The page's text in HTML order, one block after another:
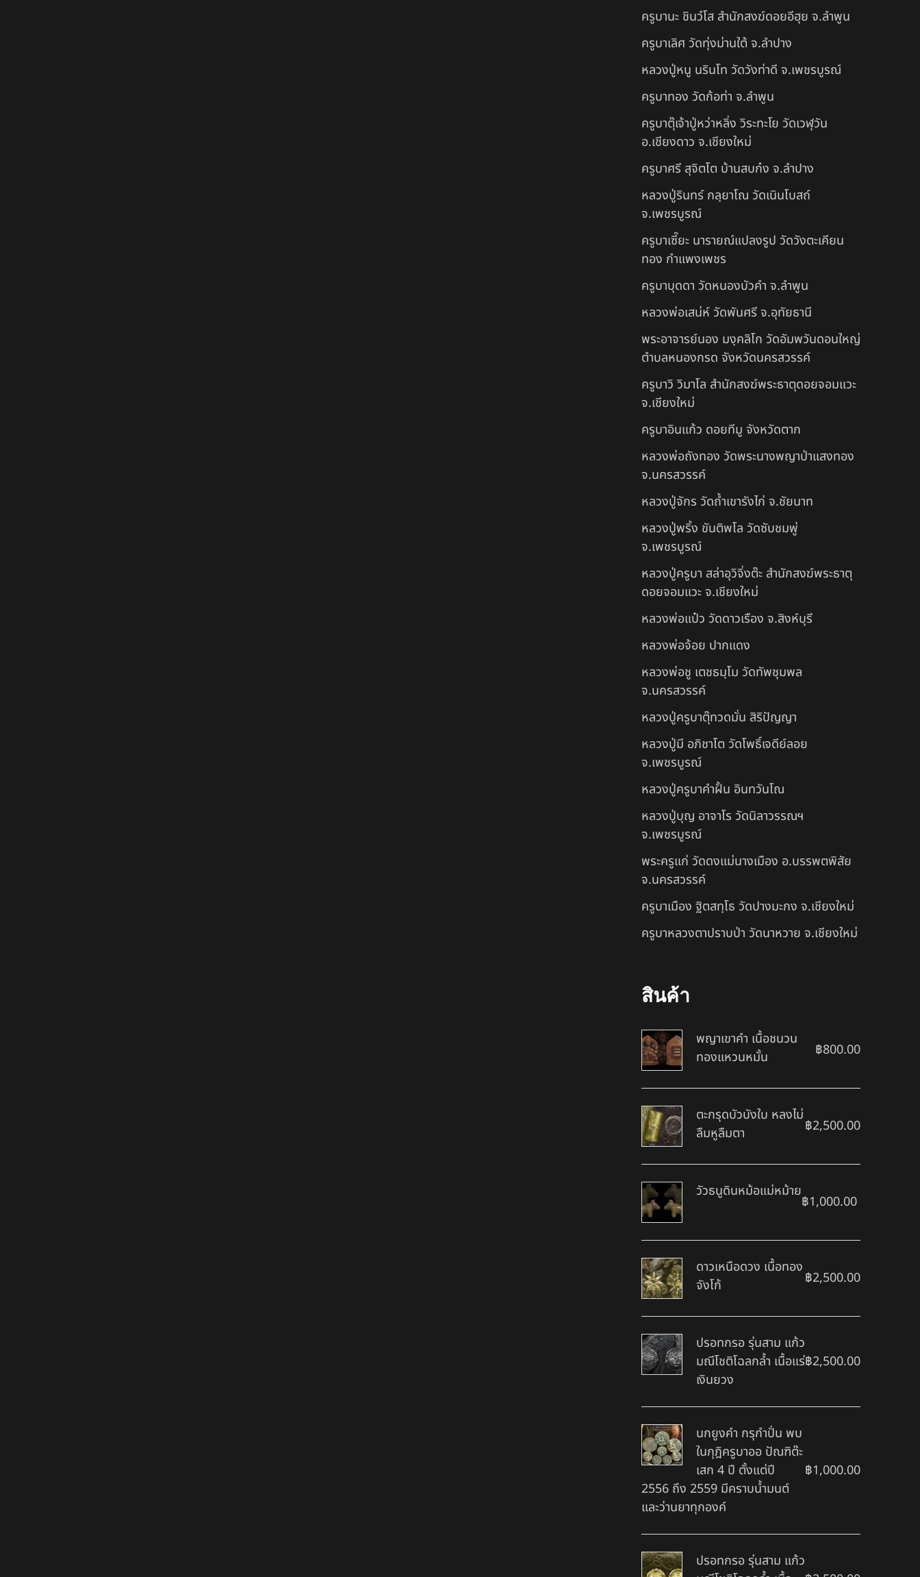
ครูบานะ ชินวํโส สำนักสงฆ์ดอยอีฮุย จ.ลำพูน
ครูบาเลิศ วัดทุ่งม่านใต้ จ.ลำปาง
หลวงปู่หนู นรินโท วัดวังท่าดี จ.เพชรบูรณ์
ครูบาทอง วัดก้อท่า จ.ลำพูน
ครูบาตุ๊เจ้าปู่หว่าหลิ่ง วิระทะโย วัดเวฬุวัน
อ.เชียงดาว จ.เชียงใหม่
ครูบาศรี สุจิตโต บ้านสบก๋ง จ.ลำปาง
หลวงปู่รินทร์ กลฺยาโณ วัดเนินโบสถ์
จ.เพชรบูรณ์
ครูบาเซี๊ยะ นารายณ์แปลงรูป วัดวังตะเคียน
ทอง กำแพงเพชร
ครูบาบุดดา วัดหนองบัวคํา จ.ลําพูน
หลวงพ่อเสน่ห์ วัดพันศรี จ.อุทัยธานี
พระอาจารย์นอง มงฺคลิโก วัดอัมพวันดอนใหญ่
ตำบลหนองกรด จังหวัดนครสวรรค์
ครูบาวิ วิมาโล สำนักสงฆ์พระธาตุดอยจอมแวะ
จ.เชียงใหม่
ครูบาอินแก้ว ดอยทีมู จังหวัดตาก
หลวงพ่อถังทอง วัดพระนางพญาป่าแสงทอง
จ.นครสวรรค์
หลวงปู่จักร วัดถ้ำเขารังไก่ จ.ชัยนาท
หลวงปู่พริ้ง ขันติพโล วัดซับชมพู่
จ.เพชรบูรณ์
หลวงปู่ครูบา สล่าอุวิจิ่งต๊ะ สำนักสงฆ์พระธาตุ
ดอยจอมแวะ จ.เชียงใหม่
หลวงพ่อแป๋ว วัดดาวเรือง จ.สิงห์บุรี
หลวงพ่อจ้อย ปากแดง
หลวงพ่อชู เตชธมฺโม วัดทัพชุมพล
จ.นครสวรรค์
หลวงปู่ครูบาตุ๊ทวดมั่น สิริปัญญา
หลวงปู่มี อภิชาโต วัดโพธิ์เจดีย์ลอย
จ.เพชรบูรณ์
หลวงปู่ครูบาคำฝั้น อินทวันโณ
หลวงปู่บุญ อาจาโร วัดนิลาวรรณฯ
จ.เพชรบูรณ์
พระครูแก่ วัดดงแม่นางเมือง อ.บรรพตพิสัย
จ.นครสวรรค์
ครูบาเมือง ฐิตสทฺโธ วัดปางมะกง จ.เชียงใหม่
ครูบาหลวงตาปราบป่า วัดนาหวาย จ.เชียงใหม่
สินค้า
พญาเขาคำ เนื้อชนวน
ทองแหวนหมั้น
฿800.00
ตะกรุดบัวบังใบ หลงไม่
ลืมหูลืมตา
฿2,500.00
วัวธนูดินหม้อแม่หม้าย
฿1,000.00
ดาวเหนือดวง เนื้อทอง
จังโก้
฿2,500.00
ปรอทกรอ รุ่นสาม แก้ว
มณีโชติโฉลกล้ำ เนื้อแร่
เงินยวง
฿2,500.00
นกยูงคำ กรุกำปั่น พบ
ในกุฎิครูบาออ ปัณฑิต๊ะ
เสก 4 ปี ตั้งแต่ปี
2556 ถึง 2559 มีคราบน้ำมนต์
และว่านยาทุกองค์
฿1,000.00
ปรอทกรอ รุ่นสาม แก้ว